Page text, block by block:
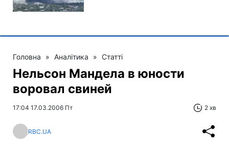
Головна » Аналітика » Статті
Нельсон Мандела в юности
воровал свиней
17:04 17.03.2006 Пт 2 хв
RBC.UA